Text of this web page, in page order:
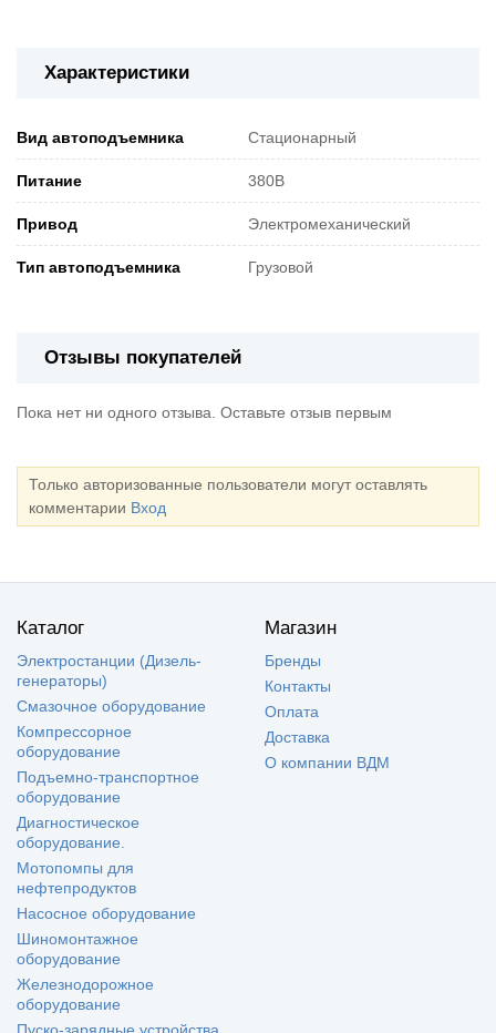
Характеристики
Вид автоподъемника Стационарный
Питание 380В
Привод Электромеханический
Тип автоподъемника Грузовой
Отзывы покупателей
Пока нет ни одного отзыва. Оставьте отзыв первым
Только авторизованные пользователи могут оставлять
комментарии Вход
Каталог
Электростанции (Дизель-
генераторы)
Смазочное оборудование
Компрессорное
оборудование
Подъемно-транспортное
оборудование
Диагностическое
оборудование.
Мотопомпы для
нефтепродуктов
Насосное оборудование
Шиномонтажное
оборудование
Железнодорожное
оборудование
Магазин
Бренды
Контакты
Оплата
Доставка
О компании ВДМ